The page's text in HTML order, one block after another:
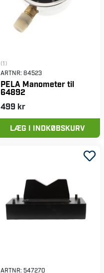
(1)
ARTNR: 84523
PELA Manometer til
64892
499 kr
LÆG I INDKØBSKURV
ARTNR: 547270